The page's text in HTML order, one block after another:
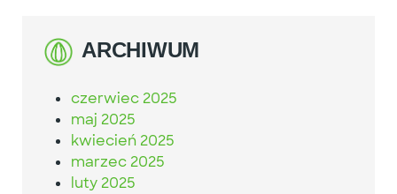
ARCHIWUM
czerwiec 2025
maj 2025
kwiecień 2025
marzec 2025
luty 2025